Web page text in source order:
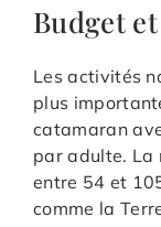
Budget
Les activités
plus
catamaran
par adulte. La
entre 54 et
comme la